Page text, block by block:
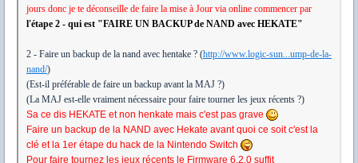
jours donc je te déconseille de faire la mise à Jour via online commencer par
l'étape 2 - qui est "FAIRE UN BACKUP de NAND avec HEKATE"
2 - Faire un backup de la nand avec hentake ? (http://www.logic-sun...ump-de-la-
nand/)
(Est-il préférable de faire un backup avant la MAJ ?)
(La MAJ est-elle vraiment nécessaire pour faire tourner les jeux récents ?)
Sa ce dis HEKATE et non henkate mais c'est pas grave
Faire un backup de la NAND avec Hekate avant quoi ce soit c'est la
clé et la 1er étape du hack de la Nintendo Switch
Pour faire tournez les jeux récents le Firmware 6.2.0 suffit